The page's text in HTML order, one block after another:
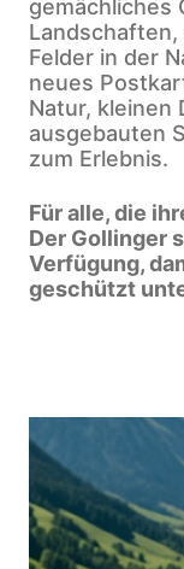
gemächliches
Felder in der
neues
Natur, kleinen
ausgebauten
zum Erlebnis.
Für alle, die
Der Gollinger
Verfügung,
geschützt